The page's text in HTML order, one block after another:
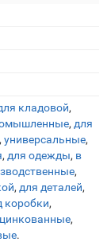
кладовой,
, для
, универсальные,
, для одежды, в
,
, для деталей,
коробки,
,
.